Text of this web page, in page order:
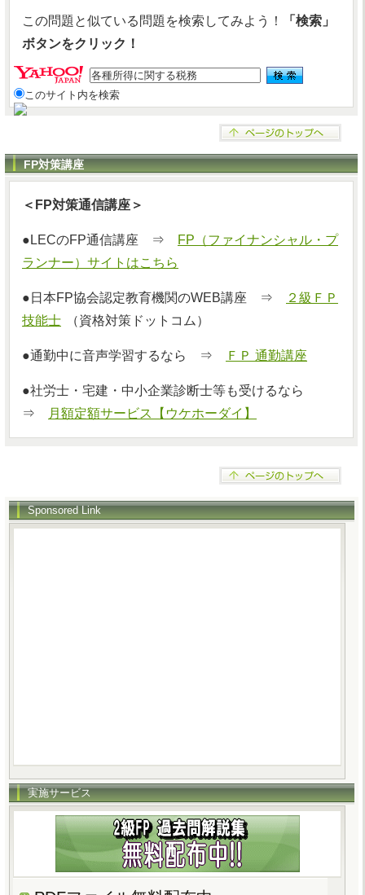
この問題と似ている問題を検索してみよう！
「検索」
ボタンをクリック！
このサイト内を検索
FP対策講座
＜FP対策通信講座＞
●LECのFP通信講座 ⇒
FP（ファイナンシャル・プ
ランナー）サイトはこちら
●日本FP協会認定教育機関のWEB講座 ⇒
２級ＦＰ
技能士
（資格対策ドットコム）
●通勤中に音声学習するなら ⇒ ＦＰ 通勤講座
●社労士・宅建・中小企業診断士等も受けるなら
⇒
月額定額サービス【ウケホーダイ】
Sponsored Link
実施サービス